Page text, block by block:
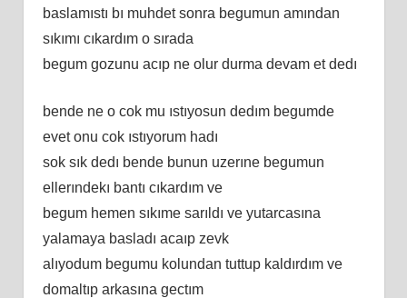
baslamıstı bı muhdet sonra begumun amından
sıkımı cıkardım o sırada
begum gozunu acıp ne olur durma devam et dedı
bende ne o cok mu ıstıyosun dedım begumde
evet onu cok ıstıyorum hadı
sok sık dedı bende bunun uzerıne begumun
ellerındekı bantı cıkardım ve
begum hemen sıkıme sarıldı ve yutarcasına
yalamaya basladı acaıp zevk
alıyodum begumu kolundan tuttup kaldırdım ve
domaltıp arkasına gectım